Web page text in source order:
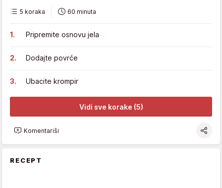
5 koraka 60 minuta
Pripremite osnovu jela
Dodajte povrće
Ubacite krompir
Vidi sve korake (5)
Komentariši
RECEPT